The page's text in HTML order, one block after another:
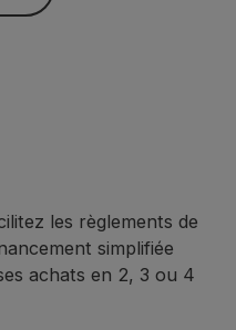
les règlements de
simplifiée
achats en 2, 3 ou 4